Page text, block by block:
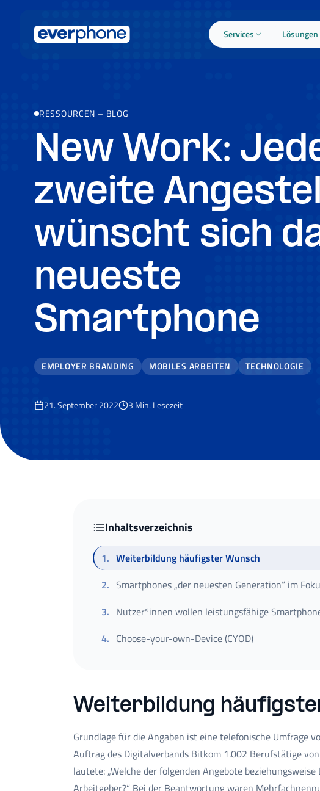
Services Lösungen
RESSOURCEN – BLOG
New Work:
zweite
wünscht sich
neueste
Smartphone
EMPLOYER BRANDING MOBILES ARBEITEN TECHNOLOGIE
21. September 2022 3 Min. Lesezeit
Inhaltsverzeichnis
1. Weiterbildung häufigster Wunsch
2. Smartphones „der neuesten Generation“ im
3. Nutzer*innen wollen leistungsfähige
4. Choose-your-own-Device (CYOD)
Weiterbildung
Grundlage für die Angaben ist eine telefonische Umfrage
Auftrag des Digitalverbands Bitkom 1.002 Berufstätige
lautete: „Welche der folgenden Angebote
Arbeitgeber?“ Bei der Beantwortung waren